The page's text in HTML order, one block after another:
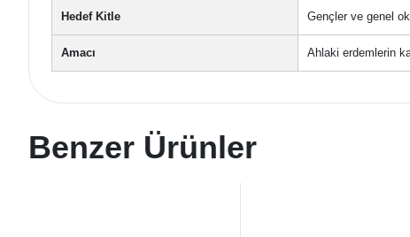
Hedef Kitle Gençler ve genel
Amacı Ahlaki erdemlerin
Benzer Ürünler